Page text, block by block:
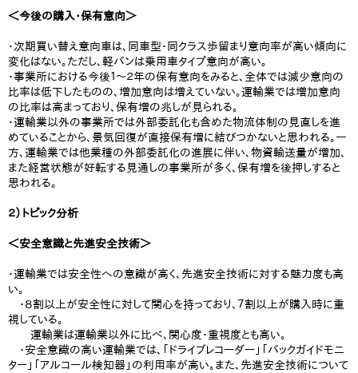
＜今後の購入・保有意向＞
・次期買い替え意向車は、同車型・同クラス歩留まり意向率が高い傾向に
変化はない。ただし、軽バンは乗用車タイプ意向が高い。
・事業所における今後１～２年の保有意向をみると、全体では減少意向の
比率は低下したものの、増加意向は増えていない。運輸業では増加意向
の比率は高まっており、保有増の兆しが見られる。
・運輸業以外の事業所では外部委託化も含めた物流体制の見直しを進
めていることから、景気回復が直接保有増に結びつかないと思われる。一
方、運輸業では他業種の外部委託化の進展に伴い、物資輸送量が増加、
また経営状態が好転する見通しの事業所が多く、保有増を後押しすると
思われる。
２）トピック分析
＜安全意識と先進安全技術＞
・運輸業では安全性への意識が高く、先進安全技術に対する魅力度も高
い。
・８割以上が安全性に対して関心を持っており、７割以上が購入時に重
視している。
運輸業は運輸業以外に比べ、関心度・重視度とも高い。
・安全意識の高い運輸業では、「ドライブレコーダー」「バックガイドモニ
ター」「アルコール検知器」の利用率が高い。また、先進安全技術について